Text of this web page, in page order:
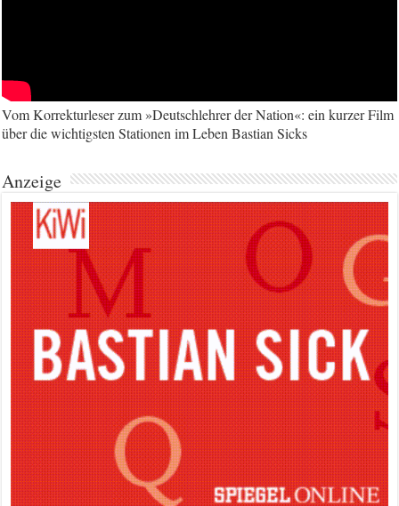
Vom Korrekturleser zum »Deutschlehrer der Nation«: ein kurzer Film
über die wichtigsten Stationen im Leben Bastian Sicks
Anzeige